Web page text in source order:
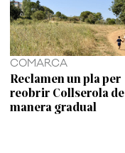
COMARCA
Reclamen un pla per
reobrir Collserola de
manera gradual